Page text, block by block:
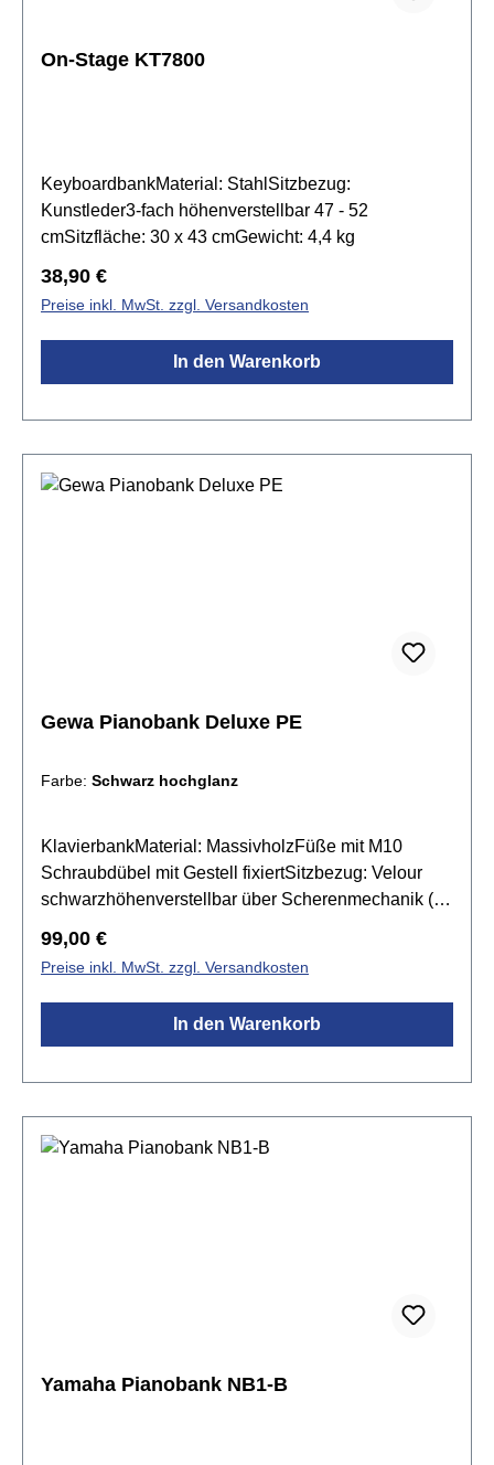
On-Stage KT7800
KeyboardbankMaterial: StahlSitzbezug:
Kunstleder3-fach höhenverstellbar 47 - 52
cmSitzfläche: 30 x 43 cmGewicht: 4,4 kg
Regulärer Preis:
38,90 €
Preise inkl. MwSt. zzgl. Versandkosten
In den Warenkorb
Gewa Pianobank Deluxe PE
Farbe: Schwarz hochglanz
KlavierbankMaterial: MassivholzFüße mit M10
Schraubdübel mit Gestell fixiertSitzbezug: Velour
schwarzhöhenverstellbar über Scherenmechanik (
Regulärer Preis:
99,00 €
Preise inkl. MwSt. zzgl. Versandkosten
In den Warenkorb
Yamaha Pianobank NB1-B